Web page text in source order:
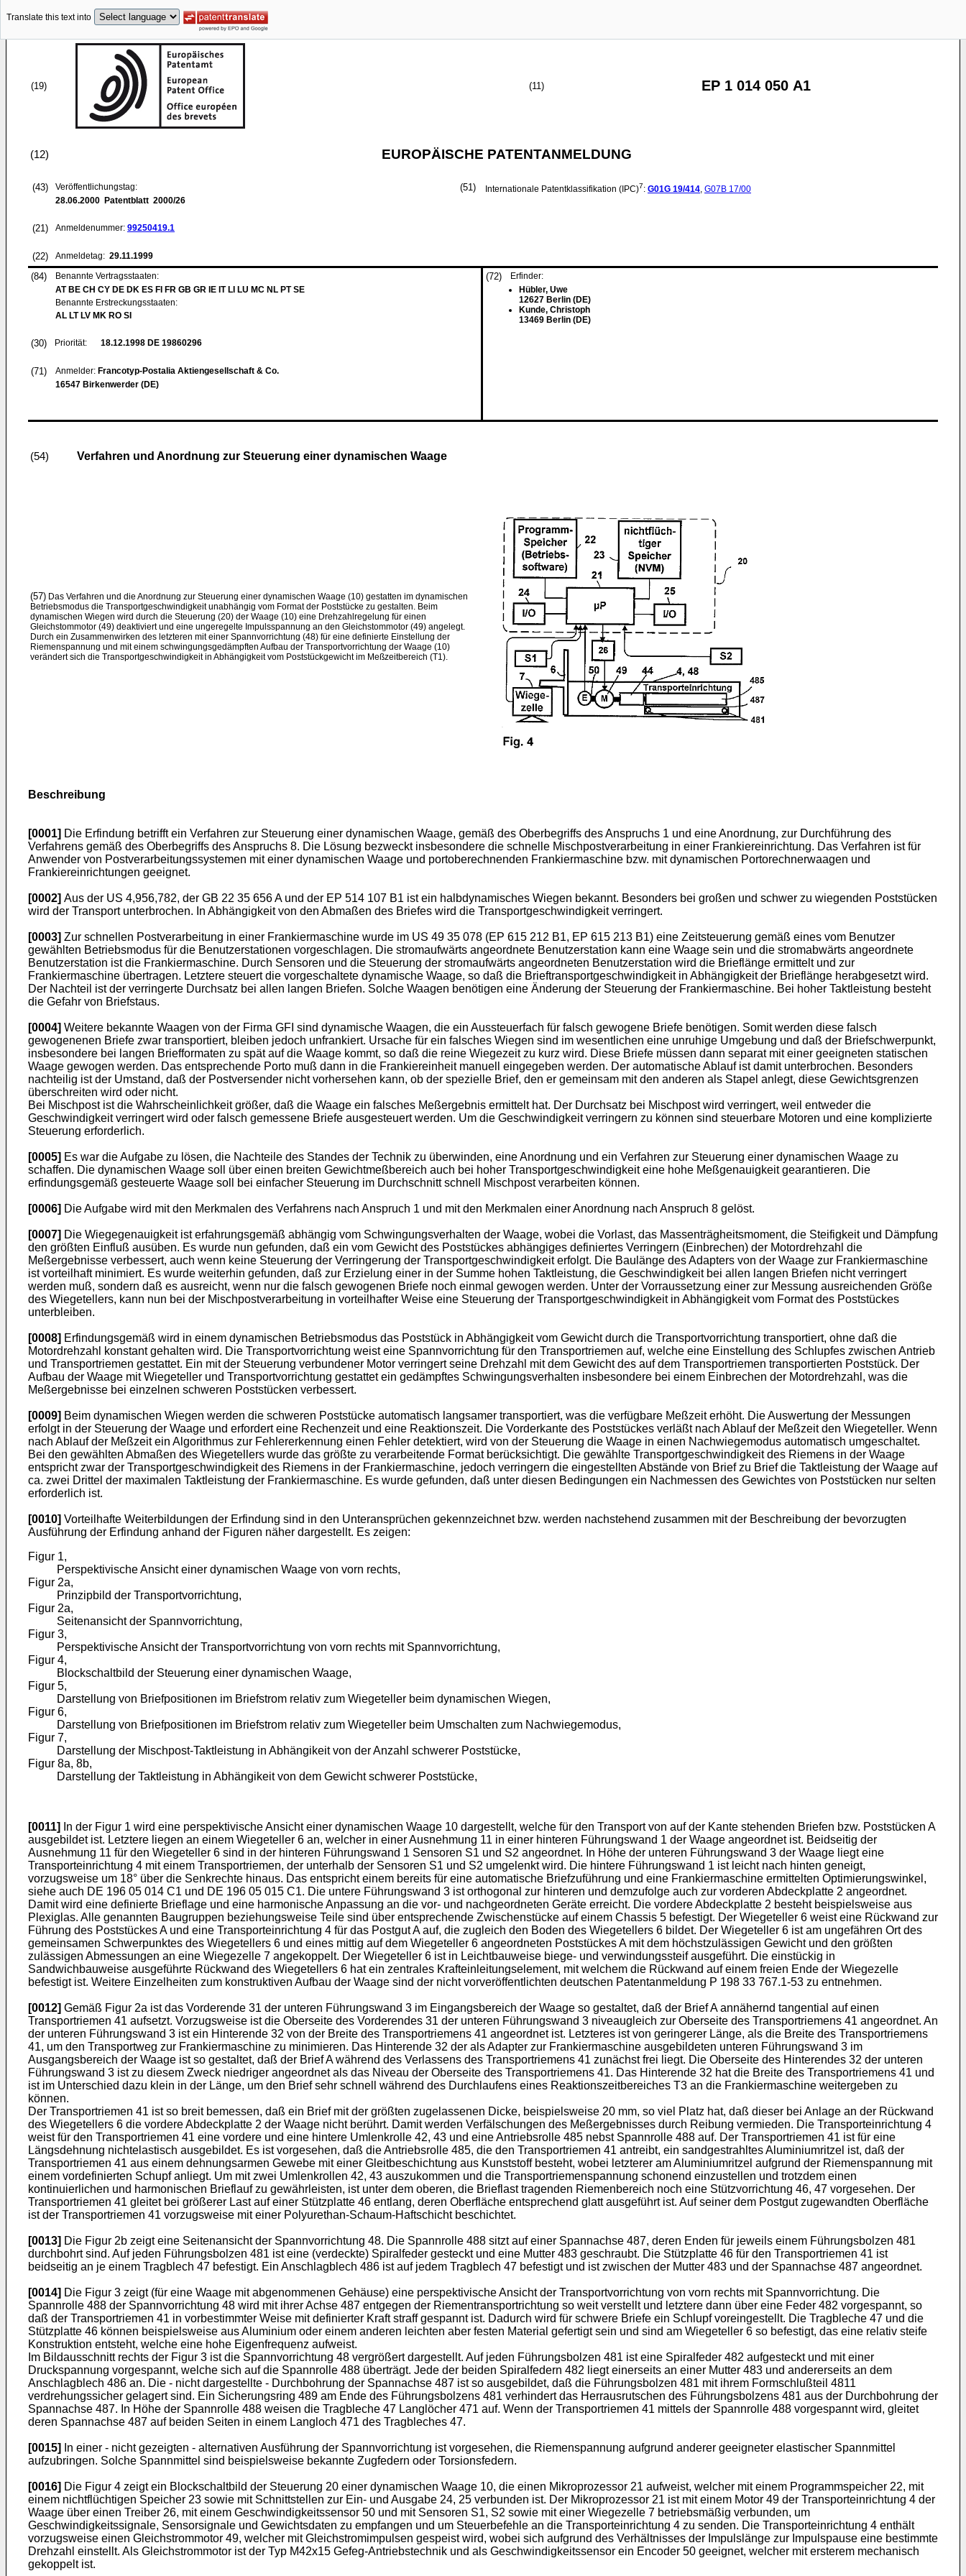
Translate this text into
(19) (11) EP 1 014 050 A1
(12) EUROPÄISCHE PATENTANMELDUNG
(43)
Veröffentlichungstag:
28.06.2000 Patentblatt 2000/26
(21) Anmeldenummer: 99250419.1
(22) Anmeldetag: 29.11.1999
(51) Internationale Patentklassifikation (IPC)7: G01G 19/414, G07B 17/00
(84)
Benannte Vertragsstaaten:
AT BE CH CY DE DK ES FI FR GB GR IE IT LI LU MC NL PT SE
Benannte Erstreckungsstaaten:
AL LT LV MK RO SI
(30) Priorität: 18.12.1998 DE 19860296
(71) Anmelder: Francotyp-Postalia Aktiengesellschaft & Co.
16547 Birkenwerder (DE)
(72)
Erfinder:
Hübler, Uwe
12627 Berlin (DE)
Kunde, Christoph
13469 Berlin (DE)
(54) Verfahren und Anordnung zur Steuerung einer dynamischen Waage
(57) Das Verfahren und die Anordnung zur Steuerung einer dynamischen Waage (10) gestatten im dynamischen
Betriebsmodus die Transportgeschwindigkeit unabhängig vom Format der Poststücke zu gestalten. Beim
dynamischen Wiegen wird durch die Steuerung (20) der Waage (10) eine Drehzahlregelung für einen
Gleichstommotor (49) deaktiviert und eine ungeregelte Impulsspannung an den Gleichstommotor (49) angelegt.
Durch ein Zusammenwirken des letzteren mit einer Spannvorrichtung (48) für eine definierte Einstellung der
Riemenspannung und mit einem schwingungsgedämpften Aufbau der Transportvorrichtung der Waage (10)
verändert sich die Transportgeschwindigkeit in Abhängigkeit vom Poststückgewicht im Meßzeitbereich (T1).
Beschreibung
[0001] Die Erfindung betrifft ein Verfahren zur Steuerung einer dynamischen Waage, gemäß des Oberbegriffs des Anspruchs 1 und eine Anordnung, zur Durchführung des
Verfahrens gemäß des Oberbegriffs des Anspruchs 8. Die Lösung bezweckt insbesondere die schnelle Mischpostverarbeitung in einer Frankiereinrichtung. Das Verfahren ist für
Anwender von Postverarbeitungssystemen mit einer dynamischen Waage und portoberechnenden Frankiermaschine bzw. mit dynamischen Portorechnerwaagen und
Frankiereinrichtungen geeignet.
[0002] Aus der US 4,956,782, der GB 22 35 656 A und der EP 514 107 B1 ist ein halbdynamisches Wiegen bekannt. Besonders bei großen und schwer zu wiegenden Poststücken
wird der Transport unterbrochen. In Abhängigkeit von den Abmaßen des Briefes wird die Transportgeschwindigkeit verringert.
[0003] Zur schnellen Postverarbeitung in einer Frankiermaschine wurde im US 49 35 078 (EP 615 212 B1, EP 615 213 B1) eine Zeitsteuerung gemäß eines vom Benutzer
gewählten Betriebsmodus für die Benutzerstationen vorgeschlagen. Die stromaufwärts angeordnete Benutzerstation kann eine Waage sein und die stromabwärts angeordnete
Benutzerstation ist die Frankiermaschine. Durch Sensoren und die Steuerung der stromaufwärts angeordneten Benutzerstation wird die Brieflänge ermittelt und zur
Frankiermaschine übertragen. Letztere steuert die vorgeschaltete dynamische Waage, so daß die Brieftransportgeschwindigkeit in Abhängigkeit der Brieflänge herabgesetzt wird.
Der Nachteil ist der verringerte Durchsatz bei allen langen Briefen. Solche Waagen benötigen eine Änderung der Steuerung der Frankiermaschine. Bei hoher Taktleistung besteht
die Gefahr von Briefstaus.
[0004] Weitere bekannte Waagen von der Firma GFI sind dynamische Waagen, die ein Aussteuerfach für falsch gewogene Briefe benötigen. Somit werden diese falsch
gewogenenen Briefe zwar transportiert, bleiben jedoch unfrankiert. Ursache für ein falsches Wiegen sind im wesentlichen eine unruhige Umgebung und daß der Briefschwerpunkt,
insbesondere bei langen Briefformaten zu spät auf die Waage kommt, so daß die reine Wiegezeit zu kurz wird. Diese Briefe müssen dann separat mit einer geeigneten statischen
Waage gewogen werden. Das entsprechende Porto muß dann in die Frankiereinheit manuell eingegeben werden. Der automatische Ablauf ist damit unterbrochen. Besonders
nachteilig ist der Umstand, daß der Postversender nicht vorhersehen kann, ob der spezielle Brief, den er gemeinsam mit den anderen als Stapel anlegt, diese Gewichtsgrenzen
überschreiten wird oder nicht.
Bei Mischpost ist die Wahrscheinlichkeit größer, daß die Waage ein falsches Meßergebnis ermittelt hat. Der Durchsatz bei Mischpost wird verringert, weil entweder die
Geschwindigkeit verringert wird oder falsch gemessene Briefe ausgesteuert werden. Um die Geschwindigkeit verringern zu können sind steuerbare Motoren und eine komplizierte
Steuerung erforderlich.
[0005] Es war die Aufgabe zu lösen, die Nachteile des Standes der Technik zu überwinden, eine Anordnung und ein Verfahren zur Steuerung einer dynamischen Waage zu
schaffen. Die dynamischen Waage soll über einen breiten Gewichtmeßbereich auch bei hoher Transportgeschwindigkeit eine hohe Meßgenauigkeit gearantieren. Die
erfindungsgemäß gesteuerte Waage soll bei einfacher Steuerung im Durchschnitt schnell Mischpost verarbeiten können.
[0006] Die Aufgabe wird mit den Merkmalen des Verfahrens nach Anspruch 1 und mit den Merkmalen einer Anordnung nach Anspruch 8 gelöst.
[0007] Die Wiegegenauigkeit ist erfahrungsgemäß abhängig vom Schwingungsverhalten der Waage, wobei die Vorlast, das Massenträgheitsmoment, die Steifigkeit und Dämpfung
den größten Einfluß ausüben. Es wurde nun gefunden, daß ein vom Gewicht des Poststückes abhängiges definiertes Verringern (Einbrechen) der Motordrehzahl die
Meßergebnisse verbessert, auch wenn keine Steuerung der Verringerung der Transportgeschwindigkeit erfolgt. Die Baulänge des Adapters von der Waage zur Frankiermaschine
ist vorteilhaft minimiert. Es wurde weiterhin gefunden, daß zur Erzielung einer in der Summe hohen Taktleistung, die Geschwindigkeit bei allen langen Briefen nicht verringert
werden muß, sondern daß es ausreicht, wenn nur die falsch gewogenen Briefe noch einmal gewogen werden. Unter der Vorraussetzung einer zur Messung ausreichenden Größe
des Wiegetellers, kann nun bei der Mischpostverarbeitung in vorteilhafter Weise eine Steuerung der Transportgeschwindigkeit in Abhängigkeit vom Format des Poststückes
unterbleiben.
[0008] Erfindungsgemäß wird in einem dynamischen Betriebsmodus das Poststück in Abhängigkeit vom Gewicht durch die Transportvorrichtung transportiert, ohne daß die
Motordrehzahl konstant gehalten wird. Die Transportvorrichtung weist eine Spannvorrichtung für den Transportriemen auf, welche eine Einstellung des Schlupfes zwischen Antrieb
und Transportriemen gestattet. Ein mit der Steuerung verbundener Motor verringert seine Drehzahl mit dem Gewicht des auf dem Transportriemen transportierten Poststück. Der
Aufbau der Waage mit Wiegeteller und Transportvorrichtung gestattet ein gedämpftes Schwingungsverhalten insbesondere bei einem Einbrechen der Motordrehzahl, was die
Meßergebnisse bei einzelnen schweren Poststücken verbessert.
[0009] Beim dynamischen Wiegen werden die schweren Poststücke automatisch langsamer transportiert, was die verfügbare Meßzeit erhöht. Die Auswertung der Messungen
erfolgt in der Steuerung der Waage und erfordert eine Rechenzeit und eine Reaktionszeit. Die Vorderkante des Poststückes verläßt nach Ablauf der Meßzeit den Wiegeteller. Wenn
nach Ablauf der Meßzeit ein Algorithmus zur Fehlererkennung einen Fehler detektiert, wird von der Steuerung die Waage in einen Nachwiegemodus automatisch umgeschaltet.
Bei den gewählten Abmaßen des Wiegetellers wurde das größte zu verarbeitende Format berücksichtigt. Die gewählte Transportgeschwindigkeit des Riemens in der Waage
entspricht zwar der Transportgeschwindigkeit des Riemens in der Frankiermaschine, jedoch verringern die eingestellten Abstände von Brief zu Brief die Taktleistung der Waage auf
ca. zwei Drittel der maximalen Taktleistung der Frankiermaschine. Es wurde gefunden, daß unter diesen Bedingungen ein Nachmessen des Gewichtes von Poststücken nur selten
erforderlich ist.
[0010] Vorteilhafte Weiterbildungen der Erfindung sind in den Unteransprüchen gekennzeichnet bzw. werden nachstehend zusammen mit der Beschreibung der bevorzugten
Ausführung der Erfindung anhand der Figuren näher dargestellt. Es zeigen:
Figur 1,
Perspektivische Ansicht einer dynamischen Waage von vorn rechts,
Figur 2a,
Prinzipbild der Transportvorrichtung,
Figur 2a,
Seitenansicht der Spannvorrichtung,
Figur 3,
Perspektivische Ansicht der Transportvorrichtung von vorn rechts mit Spannvorrichtung,
Figur 4,
Blockschaltbild der Steuerung einer dynamischen Waage,
Figur 5,
Darstellung von Briefpositionen im Briefstrom relativ zum Wiegeteller beim dynamischen Wiegen,
Figur 6,
Darstellung von Briefpositionen im Briefstrom relativ zum Wiegeteller beim Umschalten zum Nachwiegemodus,
Figur 7,
Darstellung der Mischpost-Taktleistung in Abhängikeit von der Anzahl schwerer Poststücke,
Figur 8a, 8b,
Darstellung der Taktleistung in Abhängikeit von dem Gewicht schwerer Poststücke,
[0011]
In der Figur 1 wird eine perspektivische Ansicht einer dynamischen Waage 10 dargestellt, welche für den Transport von auf der Kante stehenden Briefen bzw. Poststücken A
ausgebildet ist. Letztere liegen an einem Wiegeteller 6 an, welcher in einer Ausnehmung 11 in einer hinteren Führungswand 1 der Waage angeordnet ist. Beidseitig der
Ausnehmung 11 für den Wiegeteller 6 sind in der hinteren Führungswand 1 Sensoren S1 und S2 angeordnet. In Höhe der unteren Führungswand 3 der Waage liegt eine
Transporteinrichtung 4 mit einem Transportriemen, der unterhalb der Sensoren S1 und S2 umgelenkt wird. Die hintere Führungswand 1 ist leicht nach hinten geneigt,
vorzugsweise um 18° über die Senkrechte hinaus. Das entspricht einem bereits für eine automatische Briefzuführung und eine Frankiermaschine ermittelten Optimierungswinkel,
siehe auch DE 196 05 014 C1 und DE 196 05 015 C1. Die untere Führungswand 3 ist orthogonal zur hinteren und demzufolge auch zur vorderen Abdeckplatte 2 angeordnet.
Damit wird eine definierte Brieflage und eine harmonische Anpassung an die vor- und nachgeordneten Geräte erreicht. Die vordere Abdeckplatte 2 besteht beispielsweise aus
Plexiglas. Alle genannten Baugruppen beziehungsweise Teile sind über entsprechende Zwischenstücke auf einem Chassis 5 befestigt. Der Wiegeteller 6 weist eine Rückwand zur
Führung des Poststückes A und eine Transporteinrichtung 4 für das Postgut A auf, die zugleich den Boden des Wiegetellers 6 bildet. Der Wiegeteller 6 ist am ungefähren Ort des
gemeinsamen Schwerpunktes des Wiegetellers 6 und eines mittig auf dem Wiegeteller 6 angeordneten Poststückes A mit dem höchstzulässigen Gewicht und den größten
zulässigen Abmessungen an eine Wiegezelle 7 angekoppelt. Der Wiegeteller 6 ist in Leichtbauweise biege- und verwindungssteif ausgeführt. Die einstückig in
Sandwichbauweise ausgeführte Rückwand des Wiegetellers 6 hat ein zentrales Krafteinleitungselement, mit welchem die Rückwand auf einem freien Ende der Wiegezelle
befestigt ist. Weitere Einzelheiten zum konstruktiven Aufbau der Waage sind der nicht vorveröffentlichten deutschen Patentanmeldung P 198 33 767.1-53 zu entnehmen.
[0012] Gemäß Figur 2a ist das Vorderende 31 der unteren Führungswand 3 im Eingangsbereich der Waage so gestaltet, daß der Brief A annähernd tangential auf einen
Transportriemen 41 aufsetzt. Vorzugsweise ist die Oberseite des Vorderendes 31 der unteren Führungswand 3 niveaugleich zur Oberseite des Transportriemens 41 angeordnet. An
der unteren Führungswand 3 ist ein Hinterende 32 von der Breite des Transportriemens 41 angeordnet ist. Letzteres ist von geringerer Länge, als die Breite des Transportriemens
41, um den Transportweg zur Frankiermaschine zu minimieren. Das Hinterende 32 der als Adapter zur Frankiermaschine ausgebildeten unteren Führungswand 3 im
Ausgangsbereich der Waage ist so gestaltet, daß der Brief A während des Verlassens des Transportriemens 41 zunächst frei liegt. Die Oberseite des Hinterendes 32 der unteren
Führungswand 3 ist zu diesem Zweck niedriger angeordnet als das Niveau der Oberseite des Transportriemens 41. Das Hinterende 32 hat die Breite des Transportriemens 41 und
ist im Unterschied dazu klein in der Länge, um den Brief sehr schnell während des Durchlaufens eines Reaktionszeitbereiches T3 an die Frankiermaschine weitergeben zu
können.
Der Transportriemen 41 ist so breit bemessen, daß ein Brief mit der größten zugelassenen Dicke, beispielsweise 20 mm, so viel Platz hat, daß dieser bei Anlage an der Rückwand
des Wiegetellers 6 die vordere Abdeckplatte 2 der Waage nicht berührt. Damit werden Verfälschungen des Meßergebnisses durch Reibung vermieden. Die Transporteinrichtung 4
weist für den Transportriemen 41 eine vordere und eine hintere Umlenkrolle 42, 43 und eine Antriebsrolle 485 nebst Spannrolle 488 auf. Der Transportriemen 41 ist für eine
Längsdehnung nichtelastisch ausgebildet. Es ist vorgesehen, daß die Antriebsrolle 485, die den Transportriemen 41 antreibt, ein sandgestrahltes Aluminiumritzel ist, daß der
Transportriemen 41 aus einem dehnungsarmen Gewebe mit einer Gleitbeschichtung aus Kunststoff besteht, wobei letzterer am Aluminiumritzel aufgrund der Riemenspannung mit
einem vordefinierten Schupf anliegt. Um mit zwei Umlenkrollen 42, 43 auszukommen und die Transportriemenspannung schonend einzustellen und trotzdem einen
kontinuierlichen und harmonischen Brieflauf zu gewährleisten, ist unter dem oberen, die Brieflast tragenden Riemenbereich noch eine Stützvorrichtung 46, 47 vorgesehen. Der
Transportriemen 41 gleitet bei größerer Last auf einer Stützplatte 46 entlang, deren Oberfläche entsprechend glatt ausgeführt ist. Auf seiner dem Postgut zugewandten Oberfläche
ist der Transportriemen 41 vorzugsweise mit einer Polyurethan-Schaum-Haftschicht beschichtet.
[0013] Die Figur 2b zeigt eine Seitenansicht der Spannvorrichtung 48. Die Spannrolle 488 sitzt auf einer Spannachse 487, deren Enden für jeweils einem Führungsbolzen 481
durchbohrt sind. Auf jeden Führungsbolzen 481 ist eine (verdeckte) Spiralfeder gesteckt und eine Mutter 483 geschraubt. Die Stützplatte 46 für den Transportriemen 41 ist
beidseitig an je einem Tragblech 47 befestigt. Ein Anschlagblech 486 ist auf jedem Tragblech 47 befestigt und ist zwischen der Mutter 483 und der Spannachse 487 angeordnet.
[0014] Die Figur 3 zeigt (für eine Waage mit abgenommenen Gehäuse) eine perspektivische Ansicht der Transportvorrichtung von vorn rechts mit Spannvorrichtung. Die
Spannrolle 488 der Spannvorrichtung 48 wird mit ihrer Achse 487 entgegen der Riementransportrichtung so weit verstellt und letztere dann über eine Feder 482 vorgespannt, so
daß der Transportriemen 41 in vorbestimmter Weise mit definierter Kraft straff gespannt ist. Dadurch wird für schwere Briefe ein Schlupf voreingestellt. Die Tragbleche 47 und die
Stützplatte 46 können beispielsweise aus Aluminium oder einem anderen leichten aber festen Material gefertigt sein und sind am Wiegeteller 6 so befestigt, das eine relativ steife
Konstruktion entsteht, welche eine hohe Eigenfrequenz aufweist.
Im Bildausschnitt rechts der Figur 3 ist die Spannvorrichtung 48 vergrößert dargestellt. Auf jeden Führungsbolzen 481 ist eine Spiralfeder 482 aufgesteckt und mit einer
Druckspannung vorgespannt, welche sich auf die Spannrolle 488 überträgt. Jede der beiden Spiralfedern 482 liegt einerseits an einer Mutter 483 und andererseits an dem
Anschlagblech 486 an. Die - nicht dargestellte - Durchbohrung der Spannachse 487 ist so ausgebildet, daß die Führungsbolzen 481 mit ihrem Formschlußteil 4811
verdrehungssicher gelagert sind. Ein Sicherungsring 489 am Ende des Führungsbolzens 481 verhindert das Herrausrutschen des Führungsbolzens 481 aus der Durchbohrung der
Spannachse 487. In Höhe der Spannrolle 488 weisen die Tragbleche 47 Langlöcher 471 auf. Wenn der Transportriemen 41 mittels der Spannrolle 488 vorgespannt wird, gleitet
deren Spannachse 487 auf beiden Seiten in einem Langloch 471 des Tragbleches 47.
[0015]
In einer - nicht gezeigten - alternativen Ausführung der Spannvorrichtung ist vorgesehen, die Riemenspannung aufgrund anderer geeigneter elastischer Spannmittel
aufzubringen. Solche Spannmittel sind beispielsweise bekannte Zugfedern oder Torsionsfedern.
[0016] Die Figur 4 zeigt ein Blockschaltbild der Steuerung 20 einer dynamischen Waage 10, die einen Mikroprozessor 21 aufweist, welcher mit einem Programmspeicher 22, mit
einem nichtflüchtigen Speicher 23 sowie mit Schnittstellen zur Ein- und Ausgabe 24, 25 verbunden ist. Der Mikroprozessor 21 ist mit einem Motor 49 der Transporteinrichtung 4 der
Waage über einen Treiber 26, mit einem Geschwindigkeitssensor 50 und mit Sensoren S1, S2 sowie mit einer Wiegezelle 7 betriebsmäßig verbunden, um
Geschwindigkeitssignale, Sensorsignale und Gewichtsdaten zu empfangen und um Steuerbefehle an die Transporteinrichtung 4 zu senden. Die Transporteinrichtung 4 enthält
vorzugsweise einen Gleichstrommotor 49, welcher mit Gleichstromimpulsen gespeist wird, wobei sich aufgrund des Verhältnisses der Impulslänge zur Impulspause eine bestimmte
Drehzahl einstellt. Als Gleichstrommotor ist der Typ M42x15 Gefeg-Antriebstechnik und als Geschwindigkeitssensor ein Encoder 50 geeignet, welcher mit ersterem mechanisch
gekoppelt ist.